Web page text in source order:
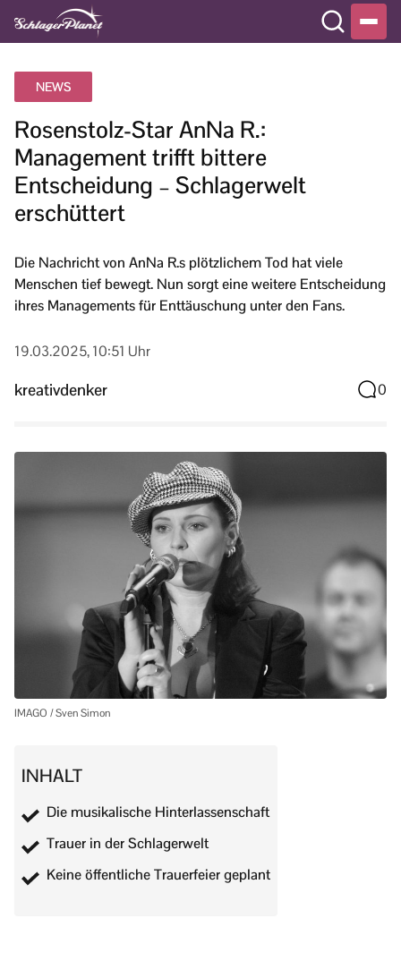
NEWS
Rosenstolz-Star AnNa R.:
Management trifft bittere
Entscheidung – Schlagerwelt
erschüttert
Die Nachricht von AnNa R.s plötzlichem Tod hat viele
Menschen tief bewegt. Nun sorgt eine weitere Entscheidung
ihres Managements für Enttäuschung unter den Fans.
19.03.2025, 10:51 Uhr
kreativdenker 0
IMAGO / Sven Simon
INHALT
Die musikalische Hinterlassenschaft
Trauer in der Schlagerwelt
Keine öffentliche Trauerfeier geplant